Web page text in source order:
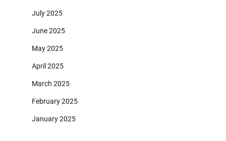
July 2025
June 2025
May 2025
April 2025
March 2025
February 2025
January 2025